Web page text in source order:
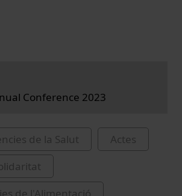
Conference 2023
de la Salut
Actes
de l'Alimentació